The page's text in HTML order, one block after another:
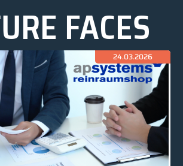
FACES
24.03.2026